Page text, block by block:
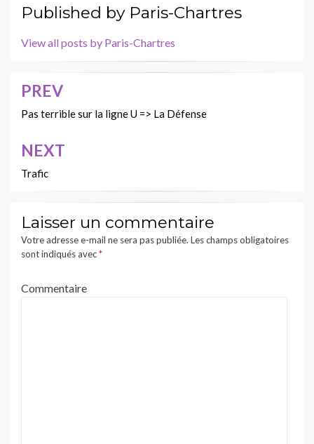
Published by Paris-Chartres
View all posts by Paris-Chartres
Navigation
de
l’article
PREV
Pas terrible sur la ligne U => La Défense
NEXT
Trafic
Laisser un commentaire
Votre adresse e-mail ne sera pas publiée. Les champs obligatoires
sont indiqués avec*
Commentaire